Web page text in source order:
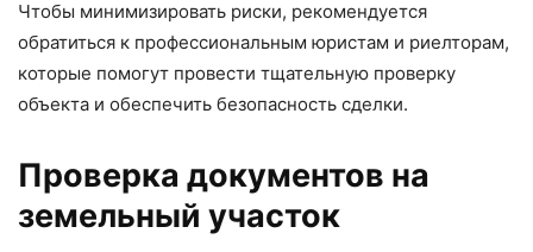
Чтобы минимизировать риски, рекомендуется
обратиться к профессиональным юристам и риелторам,
которые помогут провести тщательную проверку
объекта и обеспечить безопасность сделки.
Проверка документов на
земельный участок